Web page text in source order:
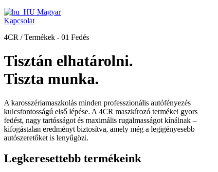
Magyar
Kapcsolat
4CR / Termékek - 01 Fedés
Tisztán elhatárolni.
Tiszta munka.
A karosszériamaszkolás minden professzionális autófényezés
kulcsfontosságú első lépése. A 4CR maszkírozó termékei gyors
fedést, nagy tartósságot és maximális rugalmasságot kínálnak –
kifogástalan eredményt biztosítva, amely még a legigényesebb
autószeretőket is lenyűgözi.
Legkeresettebb termékeink